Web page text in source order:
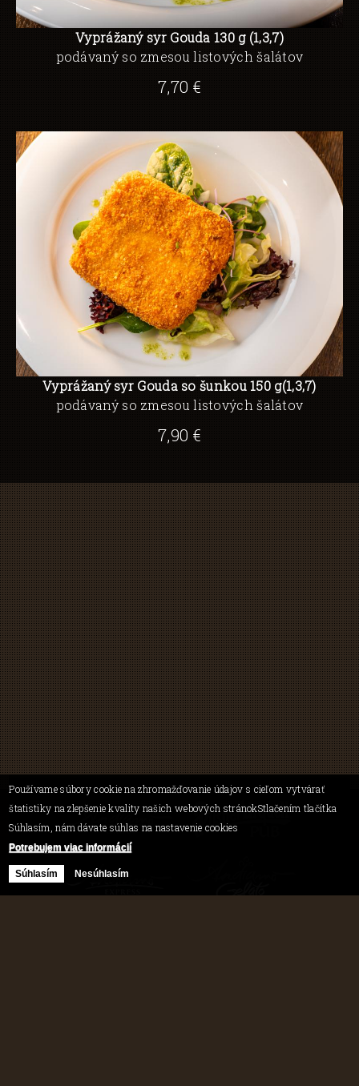
Vyprážaný syr Gouda 130 g (1,3,7)
podávaný so zmesou listových šalátov
7,70 €
Vyprážaný syr Gouda so šunkou 150 g(1,3,7)
podávaný so zmesou listových šalátov
7,90 €
Používame súbory cookie na zhromažďovanie údajov s cieľom vytvárať
štatistiky na zlepšenie kvality našich webových stránokStlačením tlačítka
Súhlasím, nám dávate súhlas na nastavenie cookies
Potrebujem viac informácií
Súhlasím Nesúhlasím